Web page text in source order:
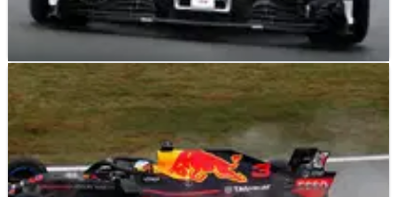
NEWS 21/07/18
Leclerc memimpin Sauber 1-2 di FP3 Jerman
yang basah
Hujan dan lari terbatas menyebabkan urutan yang goyah
pada latihan terakhir di Hockenheim, dengan Charles
Leclerc memimpin Sauber 1-2.